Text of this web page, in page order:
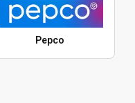
Pepco